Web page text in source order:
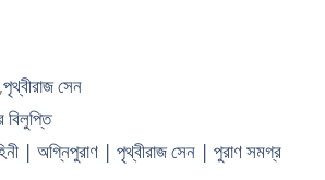
,পৃথ্বীরাজ সেন
বিলুপ্তি
| অগ্নিপুরাণ | পৃথ্বীরাজ সেন | পুরাণ সমগ্র